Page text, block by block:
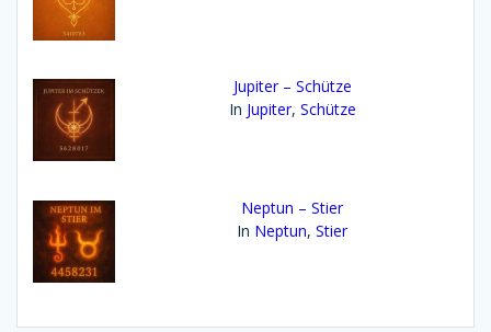
Jupiter – Schütze
In Jupiter, Schütze
Neptun – Stier
In Neptun,Stier